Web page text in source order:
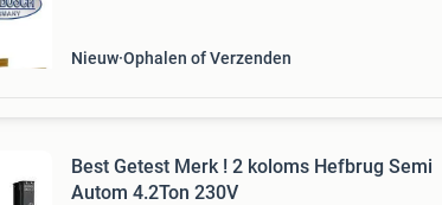
Nieuw Ophalen of Verzenden
Best Getest Merk ! 2 koloms Hefbrug Semi
Autom 4.2Ton 230V